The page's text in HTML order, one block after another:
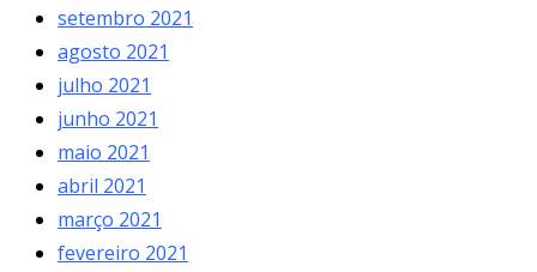
setembro 2021
agosto 2021
julho 2021
junho 2021
maio 2021
abril 2021
março 2021
fevereiro 2021